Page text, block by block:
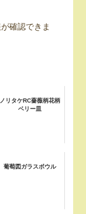
確認できま
ノリタケRC薔薇柄花柄
ベリー皿
葡萄図ガラスボウル